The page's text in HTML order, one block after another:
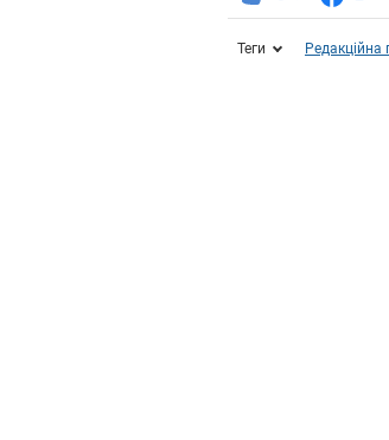
Теги Редакційна